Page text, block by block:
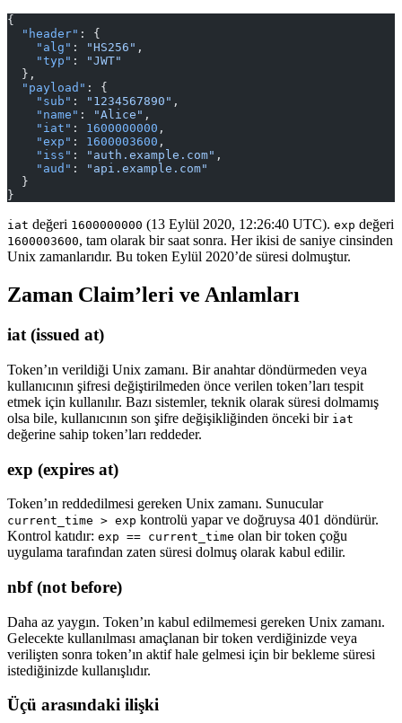
{
  "header"
: {
    "alg"
: "HS256" ,
    "typ"
:
"JWT"
  },
  "payload"
: {
    "sub"
: "1234567890" ,
    "name"
: "Alice" ,
    "iat"
: 1600000000 ,
    "exp"
: 1600003600 ,
    "iss"
: "auth.example.com" ,
    "aud"
:
"api.example.com"
  }
}
iat değeri 1600000000 (13 Eylül 2020, 12:26:40 UTC). exp değeri
1600003600, tam olarak bir saat sonra. Her ikisi de saniye cinsinden
Unix zamanlarıdır. Bu token Eylül 2020’de süresi dolmuştur.
Zaman Claim’leri ve Anlamları
iat (issued at)
Token’ın verildiği Unix zamanı. Bir anahtar döndürmeden veya
kullanıcının şifresi değiştirilmeden önce verilen token’ları tespit
etmek için kullanılır. Bazı sistemler, teknik olarak süresi dolmamış
olsa bile, kullanıcının son şifre değişikliğinden önceki bir iat
değerine sahip token’ları reddeder.
exp (expires at)
Token’ın reddedilmesi gereken Unix zamanı. Sunucular
current_time > exp kontrolü yapar ve doğruysa 401 döndürür.
Kontrol katıdır: exp == current_time olan bir token çoğu
uygulama tarafından zaten süresi dolmuş olarak kabul edilir.
nbf (not before)
Daha az yaygın. Token’ın kabul edilmemesi gereken Unix zamanı.
Gelecekte kullanılması amaçlanan bir token verdiğinizde veya
verilişten sonra token’ın aktif hale gelmesi için bir bekleme süresi
istediğinizde kullanışlıdır.
Üçü arasındaki ilişki